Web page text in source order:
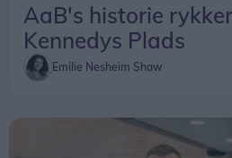
AaB's historie
Kennedys Plads
Emilie Nesheim Shaw